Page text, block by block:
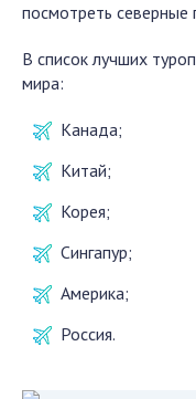
посмотреть северные
В список лучших
мира:
Канада;
Китай;
Корея;
Сингапур;
Америка;
Россия.